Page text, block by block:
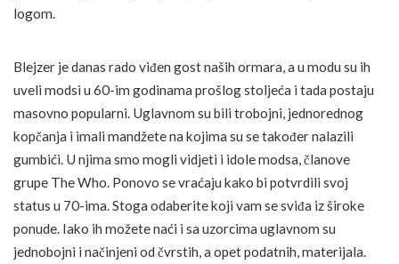
logom.
Blejzer je danas rado viđen gost naših ormara, a u modu su ih
uveli modsi u 60-im godinama prošlog stoljeća i tada postaju
masovno popularni. Uglavnom su bili trobojni, jednorednog
kopčanja i imali mandžete na kojima su se također nalazili
gumbići. U njima smo mogli vidjeti i idole modsa, članove
grupe The Who. Ponovo se vraćaju kako bi potvrdili svoj
status u 70-ima. Stoga odaberite koji vam se sviđa iz široke
ponude. Iako ih možete naći i sa uzorcima uglavnom su
jednobojni i načinjeni od čvrstih, a opet podatnih, materijala.